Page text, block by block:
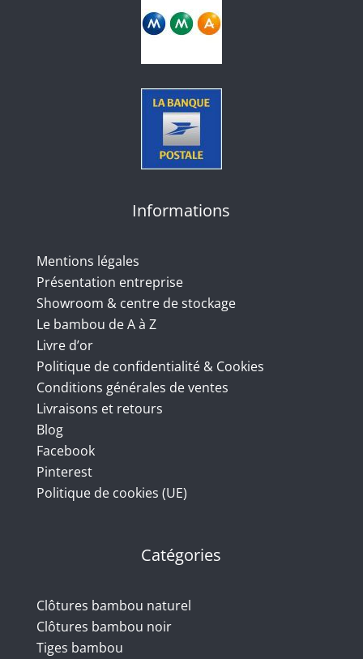
Informations
Mentions légales
Présentation entreprise
Showroom & centre de stockage
Le bambou de A à Z
Livre d’or
Politique de confidentialité & Cookies
Conditions générales de ventes
Livraisons et retours
Blog
Facebook
Pinterest
Politique de cookies (UE)
Catégories
Clôtures bambou naturel
Clôtures bambou noir
Tiges bambou